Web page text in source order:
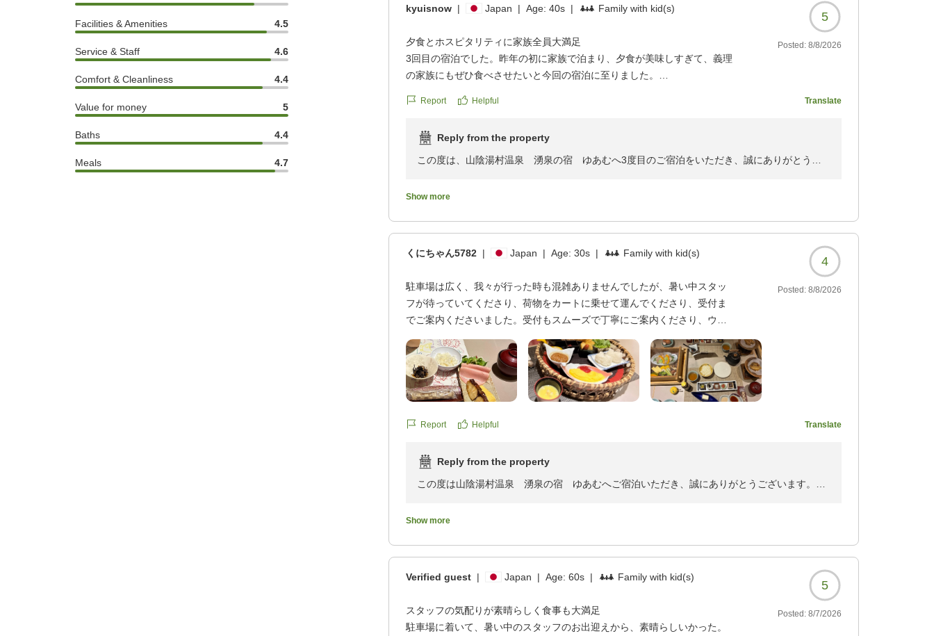
Facilities & Amenities 4.5
Service & Staff 4.6
Comfort & Cleanliness 4.4
Value for money 5
Baths 4.4
Meals 4.7
kyuisnow | Japan | Age:40s | Family with kid(s)
5
夕食とホスピタリティに家族全員大満足
3回目の宿泊でした。昨年の初に家族で泊まり、夕食が美味しすぎて、義理
の家族にもぜひ食べさせたいと今回の宿泊に至りました。
と、とても喜んでいました。
チェックインした後、小学生もいたので、車を走らせ諸寄海岸まで遊びに
行きました。クラゲもいましたが、透明度の高い海を味わえて満足でし
クチコミの詳細はこちらから
reviewId=33123478595729
Posted: 8/8/2026
Report Helpful Translate
Reply from the property
この度は、山陰湯村温泉 湧泉の宿 ゆあむへ3度目のご宿泊をいただき、誠にありがとうご
また、大切なご家族の皆様とのご旅行に当館をお選びいただきましたこと、重ねて御礼申し上
以前のご滞在でのお食事を高く評価いただき、今回はご家族の皆様とご一緒にお越しいただけ
たとのこと、大変嬉しく拝読いたしました。
ご夕食やスタッフの対応、そして館内の雰囲気につきましてもご満足いただけたご様子で、何
よりでございます。
また、チェックイン後は周辺の諸寄海岸へお出かけになられたのですね。透明度の高い海での
ひととき、そしてその後、当館の温泉とお食事で疲れを癒やしていただけたようで、皆様の素
敵な思い出作りのお手伝いができましたこと、スタッフ一同大変光栄に存じます。
これからも皆様に喜んでいただける宿であり続けられるよう、サービスの向上に努めてまいり
またのご来館を心よりお待ちしております。
この度の素敵なお便り誠に有難うございました。
盛夏の候、お体くれぐれもご自愛くださいませ。
Show more
くにちゃん5782 | Japan | Age:30s | Family with kid(s)
4
駐車場は広く、我々が行った時も混雑ありませんでしたが、暑い中スタッ
フが待っていてくださり、荷物をカートに乗せて運んでくださり、受付ま
でご案内くださいました。受付もスムーズで丁寧にご案内くださり、ウェ
いて清潔でオシャレに美しかったです。客室も清潔でどこも綺麗でした。
和室は広々してくつろげました。大浴場のタオルを使えるので、大浴場へ
はタオル以外を持っていけばいいのも助かります。お風呂は内風呂と露天
風呂利用しました。お風呂上がりには1本無料のアイスキャンディもいただ
けて大人も子供も満足、おいしかったです。お食事会場の内装も美しくて
趣向を凝らされていると思いました。スタンダード懐石だったので牛肉は
出なかったと思います。お腹いっぱいになりました。朝食もご飯が進むお
かずが少しずつたくさん種類があり、ご飯を3杯くらい食べてしまいまし
しましたが、主要スポットへも車を置いたまま歩いていくことができまし
Posted: 8/8/2026
Report Helpful Translate
Reply from the property
この度は山陰湯村温泉 湧泉の宿 ゆあむへご宿泊いただき、誠にありがとうございます。
また、お食事につきましても、一品一品へのこだわりや朝食のボリューム感など、ご満足いた
だけたご様子を拝読し、大変嬉しく存じます。お食事会場の雰囲気もお楽しみいただけたよう
Show more
Verified guest | Japan | Age:60s | Family with kid(s)
5
スタッフの気配りが素晴らしく食事も大満足
駐車場に着いて、暑い中のスタッフのお出迎えから、素晴らしいかった。
Posted: 8/7/2026